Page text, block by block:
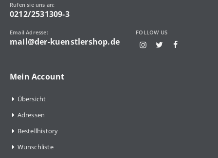
Rufen sie uns an:
0212/2531309-3
Email Adresse:
mail@der-kuenstlershop.de
FOLLOW US
Mein Account
Übersicht
Adressen
Bestellhistory
Wunschliste